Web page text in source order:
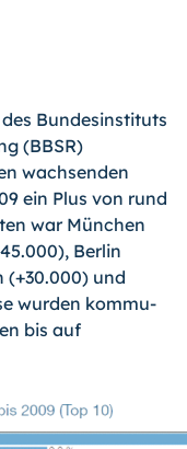
Bundesinstituts
(BBSR)
wachsenden
ein Plus von rund
war München
Berlin
(+30.000) und
wurden kommu­
bis auf